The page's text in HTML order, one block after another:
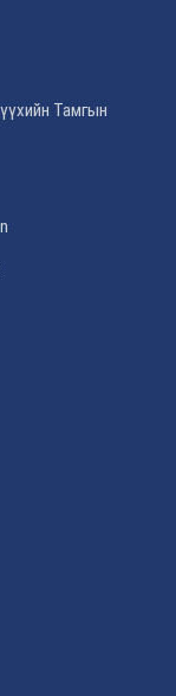
Тамгын